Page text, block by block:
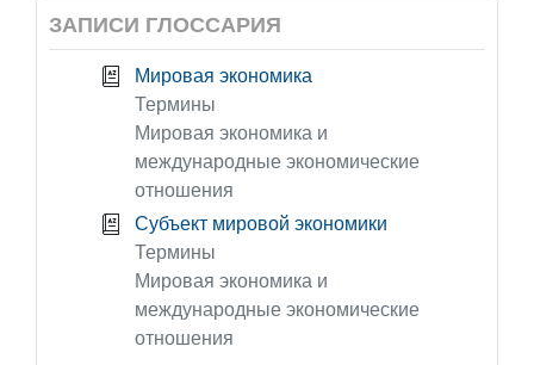
ЗАПИСИ ГЛОССАРИЯ
Мировая экономика
Термины
Мировая экономика и
международные экономические
отношения
Субъект мировой экономики
Термины
Мировая экономика и
международные экономические
отношения